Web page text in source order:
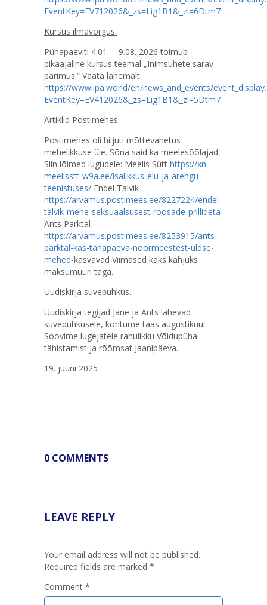
EventKey=EV712026&_zs=Lig1B1&_zl=6Dtm7
Kursus ilmavõrgus.
Pühapäeviti 4.01. – 9.08. 2026 toimub
pikaajaline kursus teemal „Inimsuhete särav
pärimus.“ Vaata lähemalt:
https://www.ipa.world/en/news_and_events/
EventKey=EV412026&_zs=Lig1B1&_zl=5Dtm7
Artiklid Postimehes.
Postimehes oli hiljuti mõttevahetus
mehelikkuse üle. Sõna said ka meelesõõlajad.
Siin lõimed lugudele: Meelis Sütt https://xn--
meelisstt-w9a.ee/isalikkus-elu-ja-arengu-
teenistuses/ Endel Talvik
https://arvamus.postimees.ee/8227224/endel-
talvik-mehe-seksuaalsusest-roosade-prillideta
Ants Parktal
https://arvamus.postimees.ee/8253915/ants-
parktal-kas-tanapaeva-noormeestest-uldse-
mehed-kasvavad Viimased kaks kahjuks
maksumüüri taga.
Uudiskirja suvepuhkus.
Uudiskirja tegijad Jane ja Ants lähevad
suvepuhkusele, kohtume taas augustikuul.
Soovime lugejatele rahulikku Võidupüha
tähistamist ja rõõmsat Jaanipäeva.
19. juuni 2025
0 COMMENTS
LEAVE REPLY
Your email address will not be published.
Required fields are marked *
Comment *